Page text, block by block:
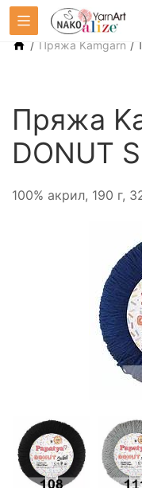
/ Пряжа Kamgarn /
Пряжа
DONUT
100% акрил, 190 г,